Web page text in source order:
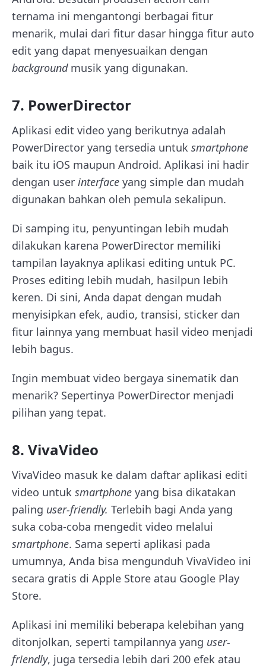
ternama ini mengantongi berbagai fitur
menarik, mulai dari fitur dasar hingga fitur auto
edit yang dapat menyesuaikan dengan
backgroundmusik yang digunakan.
7. PowerDirector
Aplikasi edit video yang berikutnya adalah
PowerDirector yang tersedia untuk smartphone
baik itu iOS maupun Android. Aplikasi ini hadir
dengan user interface yang simple dan mudah
digunakan bahkan oleh pemula sekalipun.
Di samping itu, penyuntingan lebih mudah
dilakukan karena PowerDirector memiliki
tampilan layaknya aplikasi editing untuk PC.
Proses editing lebih mudah, hasilpun lebih
keren. Di sini, Anda dapat dengan mudah
menyisipkan efek, audio, transisi, sticker dan
fitur lainnya yang membuat hasil video menjadi
lebih bagus.
Ingin membuat video bergaya sinematik dan
menarik? Sepertinya PowerDirector menjadi
pilihan yang tepat.
8. VivaVideo
VivaVideo masuk ke dalam daftar aplikasi editi
video untuk smartphone yang bisa dikatakan
paling user-friendly. Terlebih bagi Anda yang
suka coba-coba mengedit video melalui
smartphone. Sama seperti aplikasi pada
umumnya, Anda bisa mengunduh VivaVideo ini
secara gratis di Apple Store atau Google Play
Store.
Aplikasi ini memiliki beberapa kelebihan yang
ditonjolkan, seperti tampilannya yang user-
friendly, juga tersedia lebih dari 200 efek atau